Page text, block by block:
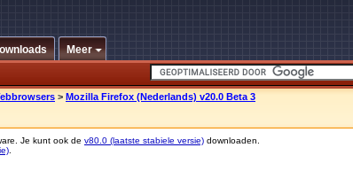
Meer
> Mozilla Firefox (Nederlands) v20.0 Beta 3
Je kunt ook de v80.0 (laatste stabiele versie) downloaden.